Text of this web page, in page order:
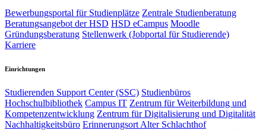
Bewerbungsportal für Studienplätze Zentrale Studienberatung
Beratungsangebot der HSD HSD eCampus Moodle
Gründungsberatung Stellenwerk (Jobportal für Studierende)
Karriere
Einrichtungen
Studierenden Support Center (SSC) Studienbüros
Hochschulbibliothek Campus IT Zentrum für Weiterbildung und
Kompetenzentwicklung Zentrum für Digitalisierung und Digitalität
Nachhaltigkeitsbüro Erinnerungsort Alter Schlachthof